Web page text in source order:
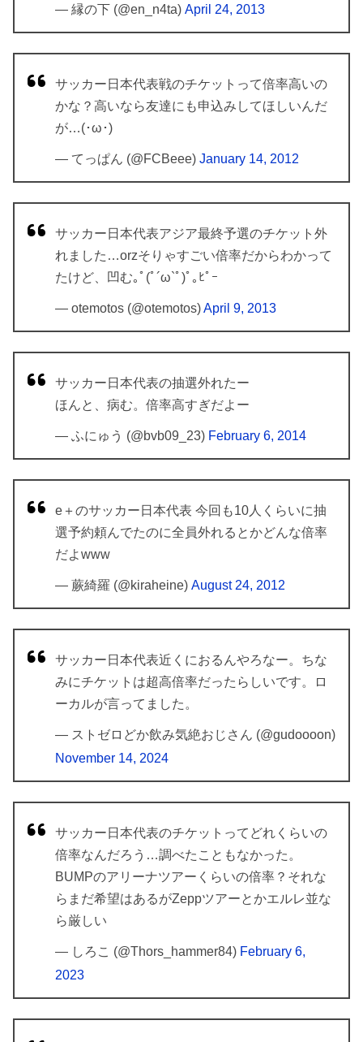
— 縁の下 (@en_n4ta) April 24, 2013
サッカー日本代表戦のチケットって倍率高いの
かな？高いなら友達にも申込みしてほしいんだ
が…(･ω･)
— てっぱん (@FCBeee) January 14, 2012
サッカー日本代表アジア最終予選のチケット外
れました…orzそりゃすごい倍率だからわかって
たけど、凹む｡ﾟ(ﾟ´ω`ﾟ)ﾟ｡ﾋﾟｰ
— otemotos (@otemotos)April 9, 2013
サッカー日本代表の抽選外れたー
ほんと、病む。倍率高すぎだよー
— ふにゅう (@bvb09_23) February 6, 2014
e＋のサッカー日本代表 今回も10人くらいに抽
選予約頼んでたのに全員外れるとかどんな倍率
だよwww
— 蕨綺羅 (@kiraheine) August 24, 2012
サッカー日本代表近くにおるんやろなー。ちな
みにチケットは超高倍率だったらしいです。ロ
ーカルが言ってました。
— ストゼロどか飲み気絶おじさん (@gudoooon)
November 14, 2024
サッカー日本代表のチケットってどれくらいの
倍率なんだろう…調べたこともなかった。
BUMPのアリーナツアーくらいの倍率？それな
らまだ希望はあるがZeppツアーとかエルレ並な
ら厳しい
— しろこ (@Thors_hammer84) February 6,
2023